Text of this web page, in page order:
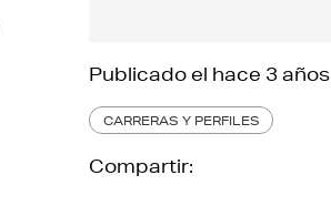
Publicado el hace 3 años
CARRERAS Y PERFILES
Compartir: